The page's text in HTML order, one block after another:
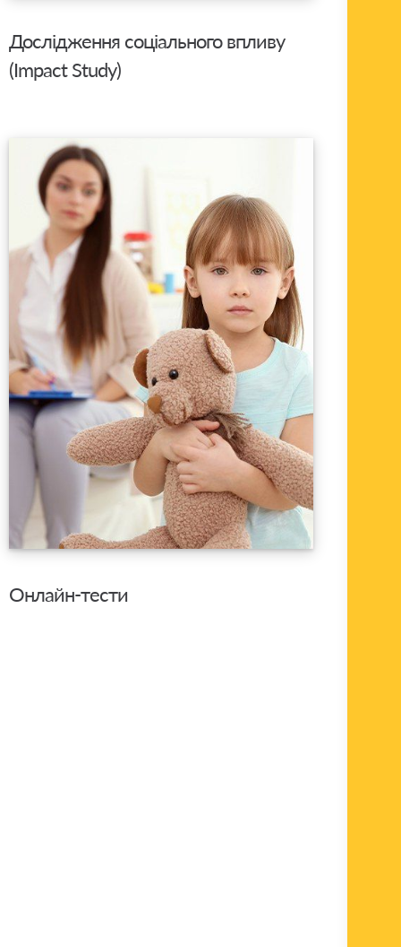
Дослідження соціального впливу
(Impact Study)
Онлайн-тести